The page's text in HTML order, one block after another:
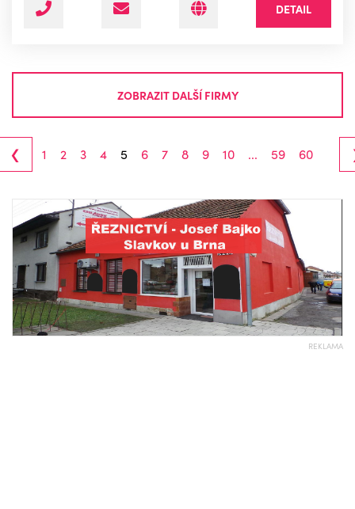
DETAIL
ZOBRAZIT DALŠÍ FIRMY
‹ 1 2 3 4 5 6 7 8 9 10 ... 59 60
REKLAMA